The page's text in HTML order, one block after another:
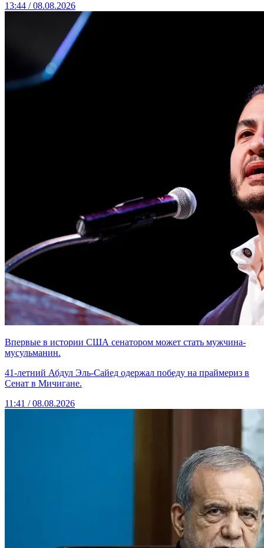
13:44 / 08.08.2026
Впервые в истории США сенатором может стать мужчина-
мусульманин.
41-летний Абдул Эль-Сайед одержал победу на праймериз в
Сенат в Мичигане.
11:41 / 08.08.2026